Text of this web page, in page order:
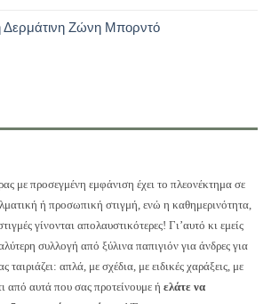
Δερμάτινη Ζώνη Μπορντό
με προσεγμένη εμφάνιση έχει το πλεονέκτημα σε
ή προσωπική στιγμή, ενώ η καθημερινότητα,
γίνονται απολαυστικότερες! Γι’αυτό κι εμείς
συλλογή από ξύλινα παπιγιόν για άνδρες για
ταιριάζει: απλά, με σχέδια, με ειδικές χαράξεις, με
από αυτά που σας προτείνουμε ή ελάτε να